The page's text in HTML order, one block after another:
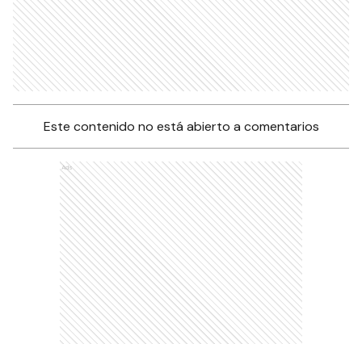
Este contenido no está abierto a comentarios
Ads